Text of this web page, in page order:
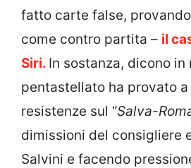
fatto carte false,
come contro partita – il
Siri. In sostanza, dicono in
pentastellato ha provato
resistenze sul “Salva-
dimissioni del consigliere
Salvini e facendo